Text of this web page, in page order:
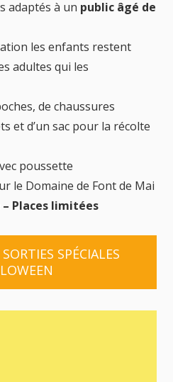
adaptés à un public âgé de
les enfants restent
adultes qui les
de chaussures
et d’un sac pour la récolte
poussette
le Domaine de Font de Mai
Places limitées
SPÉCIALES